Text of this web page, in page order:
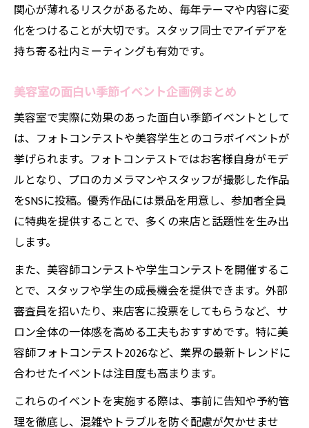
関心が薄れるリスクがあるため、毎年テーマや内容に変
化をつけることが大切です。スタッフ同士でアイデアを
持ち寄る社内ミーティングも有効です。
美容室の面白い季節イベント企画例まとめ
美容室で実際に効果のあった面白い季節イベントとして
は、フォトコンテストや美容学生とのコラボイベントが
挙げられます。フォトコンテストではお客様自身がモデ
ルとなり、プロのカメラマンやスタッフが撮影した作品
をSNSに投稿。優秀作品には景品を用意し、参加者全員
に特典を提供することで、多くの来店と話題性を生み出
します。
また、美容師コンテストや学生コンテストを開催するこ
とで、スタッフや学生の成長機会を提供できます。外部
審査員を招いたり、来店客に投票をしてもらうなど、サ
ロン全体の一体感を高める工夫もおすすめです。特に美
容師フォトコンテスト2026など、業界の最新トレンドに
合わせたイベントは注目度も高まります。
これらのイベントを実施する際は、事前に告知や予約管
理を徹底し、混雑やトラブルを防ぐ配慮が欠かせませ